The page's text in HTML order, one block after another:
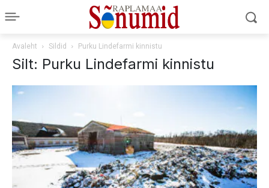
Avaleht Sildid Purku Lindefarmi kinnistu
Silt: Purku Lindefarmi kinnistu